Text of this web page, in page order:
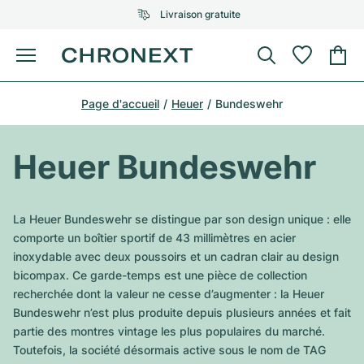
Livraison gratuite
Menu
Acheter une montre
UNE SÉLECTION D'EXCEPTION
Tous les modèles Rolex
Modèles les plus vendus
Air-King
Omega
Tous les modèles Omega
Modèles les plus vendus
Patek Philippe
Tous les modèles Patek Philippe
Modèles les plus vendus
Audemars Piguet
Tous les modèles Audemars Piguet
Cartier
Breitling
Bijoux
UNE SÉLECTION D'EXCEPTION
Tiffany
Louis Vuitton
Gebauer & Gebauer
Van Cleef & Arpels
Bvlgari
Nouveautés
Sale
Page d'accueil Heuer Bundeswehr
Heuer Bundeswehr
La Heuer Bundeswehr se distingue par son design unique : elle
comporte un boîtier sportif de 43 millimètres en acier
inoxydable avec deux poussoirs et un cadran clair au design
bicompax. Ce garde-temps est une pièce de collection
recherchée dont la valeur ne cesse d’augmenter : la Heuer
Bundeswehr n’est plus produite depuis plusieurs années et fait
partie des montres vintage les plus populaires du marché.
Toutefois, la société désormais active sous le nom de TAG